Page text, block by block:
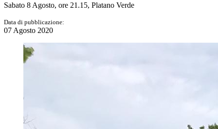
Sabato 8 Agosto, ore 21.15, Platano Verde
Data di pubblicazione:
07 Agosto 2020